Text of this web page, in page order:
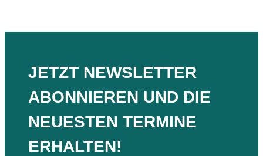
JETZT NEWSLETTER
ABONNIEREN UND DIE
NEUESTEN TERMINE
ERHALTEN!